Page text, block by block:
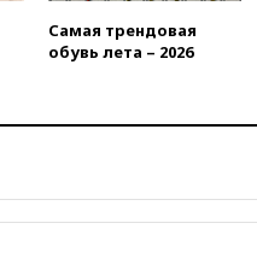
Самая трендовая
обувь лета – 2026